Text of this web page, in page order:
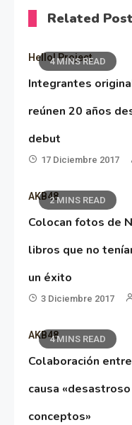
Related
4 MINS READ
Hello! Project
Integrantes
reúnen 20 años
debut
17 Diciembre 2017
2 MINS READ
AKB48
Colocan fotos de
libros que no
un éxito
3 Diciembre 2017
4 MINS READ
AKB48
Colaboración
causa
conceptos»